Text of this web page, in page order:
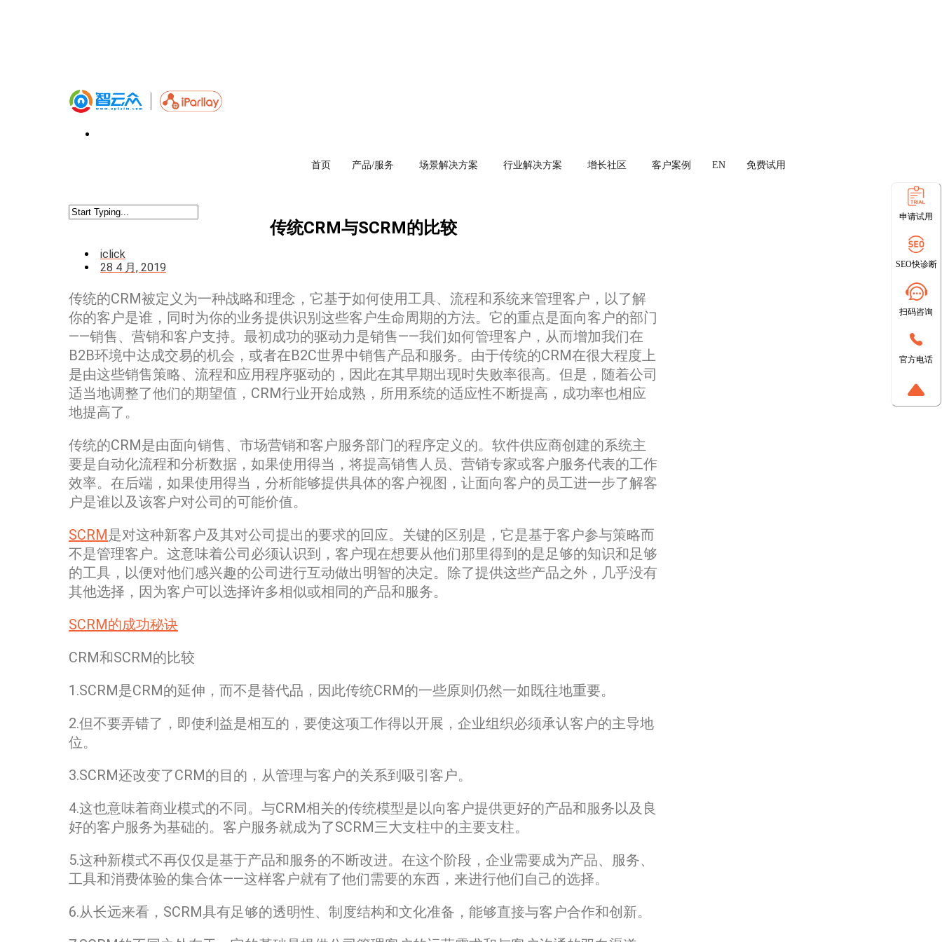
首页 产品/服务 场景解决方案 行业解决方案 增长社区 客户案例 EN 免费试用
传统CRM与SCRM的比较
iclick
28 4 月, 2019
传统的CRM被定义为一种战略和理念，它基于如何使用工具、流程和系统来管理客户，以了解
你的客户是谁，同时为你的业务提供识别这些客户生命周期的方法。它的重点是面向客户的部门
——销售、营销和客户支持。最初成功的驱动力是销售——我们如何管理客户，从而增加我们在
B2B环境中达成交易的机会，或者在B2C世界中销售产品和服务。由于传统的CRM在很大程度上
是由这些销售策略、流程和应用程序驱动的，因此在其早期出现时失败率很高。但是，随着公司
适当地调整了他们的期望值，CRM行业开始成熟，所用系统的适应性不断提高，成功率也相应
地提高了。
传统的CRM是由面向销售、市场营销和客户服务部门的程序定义的。软件供应商创建的系统主
要是自动化流程和分析数据，如果使用得当，将提高销售人员、营销专家或客户服务代表的工作
效率。在后端，如果使用得当，分析能够提供具体的客户视图，让面向客户的员工进一步了解客
户是谁以及该客户对公司的可能价值。
SCRM是对这种新客户及其对公司提出的要求的回应。关键的区别是，它是基于客户参与策略而
不是管理客户。这意味着公司必须认识到，客户现在想要从他们那里得到的是足够的知识和足够
的工具，以便对他们感兴趣的公司进行互动做出明智的决定。除了提供这些产品之外，几乎没有
其他选择，因为客户可以选择许多相似或相同的产品和服务。
SCRM的成功秘诀
CRM和SCRM的比较
1.SCRM是CRM的延伸，而不是替代品，因此传统CRM的一些原则仍然一如既往地重要。
2.但不要弄错了，即使利益是相互的，要使这项工作得以开展，企业组织必须承认客户的主导地
位。
3.SCRM还改变了CRM的目的，从管理与客户的关系到吸引客户。
4.这也意味着商业模式的不同。与CRM相关的传统模型是以向客户提供更好的产品和服务以及良
好的客户服务为基础的。客户服务就成为了SCRM三大支柱中的主要支柱。
5.这种新模式不再仅仅是基于产品和服务的不断改进。在这个阶段，企业需要成为产品、服务、
工具和消费体验的集合体——这样客户就有了他们需要的东西，来进行他们自己的选择。
6.从长远来看，SCRM具有足够的透明性、制度结构和文化准备，能够直接与客户合作和创新。
申请试用
SEO快诊断
扫码咨询
官方电话